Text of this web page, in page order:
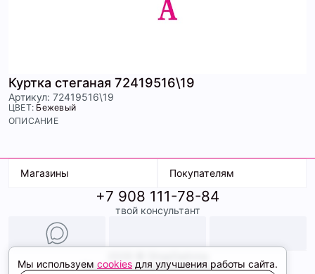
Куртка стеганая 72419516\19
Артикул: 72419516\19
ЦВЕТ: Бежевый
ОПИСАНИЕ
Магазины
ТК Терминал
ТРК Континент
Покупателям
Доставка
Условия оплаты
Образы
+7 908 111-78-84
твой консультант
Политика конфиденциальности
Мы используем cookies для улучшения работы сайта.